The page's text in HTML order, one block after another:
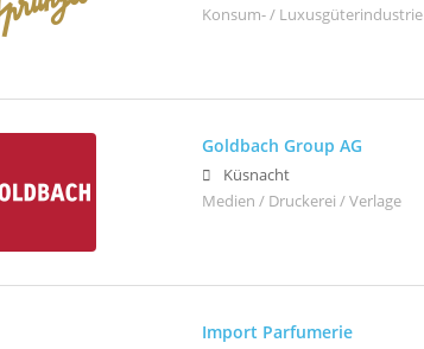
Konsum- / Luxusgüterindustrie
Goldbach Group AG
Küsnacht
Medien / Druckerei / Verlage
Import Parfumerie